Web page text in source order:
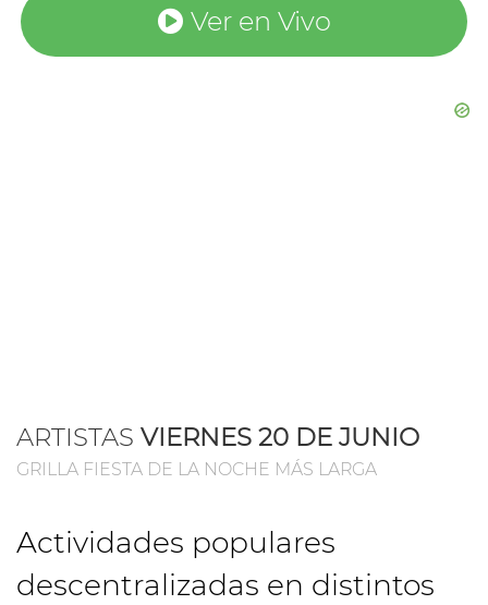
Ver en Vivo
ARTISTAS VIERNES 20 DE JUNIO
GRILLA FIESTA DE LA NOCHE MÁS LARGA
Actividades populares
descentralizadas en distintos